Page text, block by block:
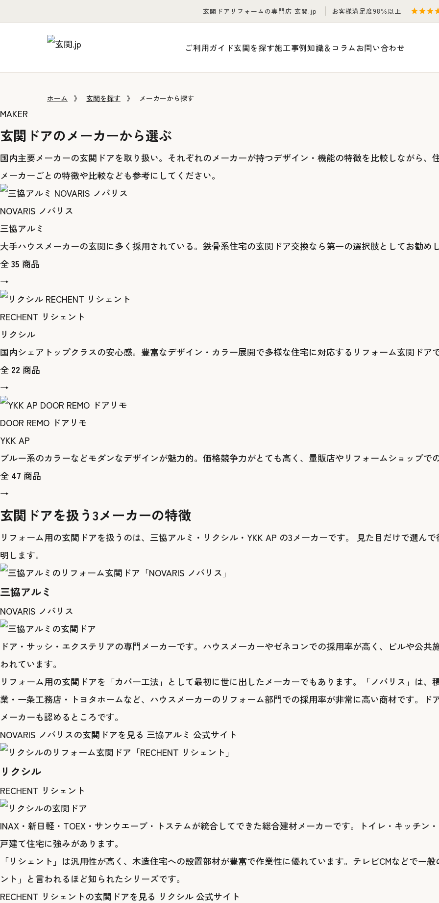
玄関ドアリフォームの専門店 玄関.jp お客様満足度98％以上
ご利用ガイド玄関を探す施工事例知識＆コラムお問い合わせ
ホーム 》 玄関を探す 》 メーカーから探す
MAKER
玄関ドアのメーカーから選ぶ
国内主要メーカーの玄関ドアを取り扱い。それぞれのメーカーが持つデザイン・機能の特徴を比較しながら
メーカーごとの特徴や比較なども参考にしてください。
NOVARIS ノバリス
三協アルミ
大手ハウスメーカーの玄関に多く採用されている。鉄骨系住宅の玄関ドア交換なら第一の選択肢としてお勧めし
全35 商品
→
RECHENT リシェント
リクシル
国内シェアトップクラスの安心感。豊富なデザイン・カラー展開で多様な住宅に対応するリフォーム玄関ドアで
全 22 商品
→
DOOR REMO ドアリモ
YKK AP
ブルー系のカラーなどモダンなデザインが魅力的。価格競争力がとても高く、量販店やリフォームショップで
全 47 商品
→
玄関ドアを扱う3メーカーの特徴
リフォーム用の玄関ドアを扱うのは、三協アルミ・リクシル・YKK AP の3メーカーです。 見た目だけで選ん
明します。
三協アルミ
NOVARIS ノバリス
ドア・サッシ・エクステリアの専門メーカーです。ハウスメーカーやゼネコンでの採用率が高く、ビルや公
われています。
リフォーム用の玄関ドアを「カバー工法」として最初に世に出したメーカーでもあります。「ノバリス」は
業・一条工務店・トヨタホームなど、ハウスメーカーのリフォーム部門での採用率が非常に高い商材です。
メーカーも認めるところです。
NOVARIS ノバリスの玄関ドアを見る 三協アルミ 公式サイト
リクシル
RECHENT リシェント
INAX・新日軽・TOEX・サンウエーブ・トステムが統合してできた総合建材メーカーです。トイレ・キッチン
戸建て住宅に強みがあります。
「リシェント」は汎用性が高く、木造住宅への設置部材が豊富で作業性に優れています。テレビCMなどで一
ント」と言われるほど知られたシリーズです。
RECHENT リシェントの玄関ドアを見る リクシル 公式サイト